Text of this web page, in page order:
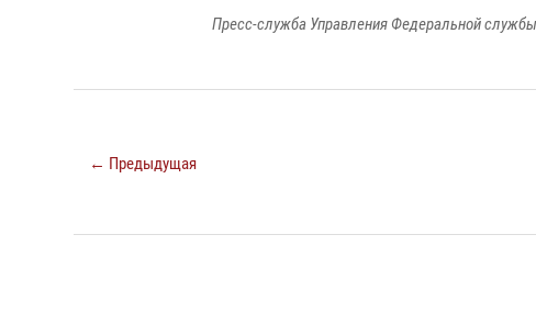
Пресс-служба Управления Федеральной
← Предыдущая